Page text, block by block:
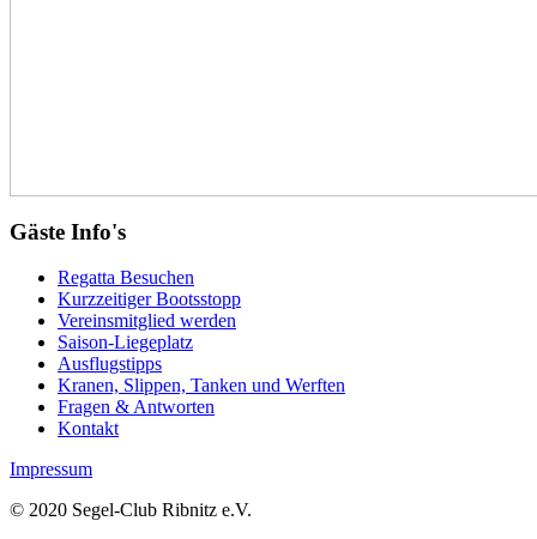
Gäste Info's
Regatta Besuchen
Kurzzeitiger Bootsstopp
Vereinsmitglied werden
Saison-Liegeplatz
Ausflugstipps
Kranen, Slippen, Tanken und Werften
Fragen & Antworten
Kontakt
Impressum
© 2020 Segel-Club Ribnitz e.V.